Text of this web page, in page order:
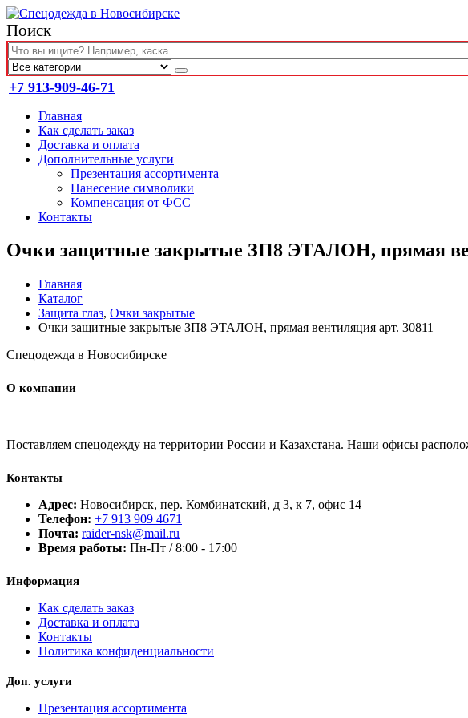
Поиск
+7 913-909-46-71
Главная
Как сделать заказ
Доставка и оплата
Дополнительные услуги
Презентация ассортимента
Нанесение символики
Компенсация от ФСС
Контакты
Очки защитные закрытые ЗП8 ЭТАЛОН, прямая
Главная
Каталог
Защита глаз, Очки закрытые
Очки защитные закрытые ЗП8 ЭТАЛОН, прямая вентиляция арт. 30811
Спецодежда в Новосибирске
О компании
Поставляем спецодежду на территории России и Казахстана. Наши офисы
Контакты
Адрес: Новосибирск, пер. Комбинатский, д 3, к 7, офис 14
Телефон: +7 913 909 4671
Почта: raider-nsk@mail.ru
Время работы: Пн-Пт / 8:00 - 17:00
Информация
Как сделать заказ
Доставка и оплата
Контакты
Политика конфиденциальности
Доп. услуги
Презентация ассортимента